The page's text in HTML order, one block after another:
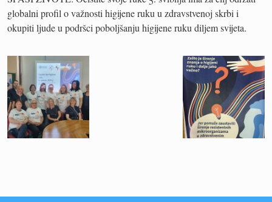
globalni profil o važnosti higijene ruku u zdravstvenoj skrbi i
okupiti ljude u podršci poboljšanju higijene ruku diljem svijeta.